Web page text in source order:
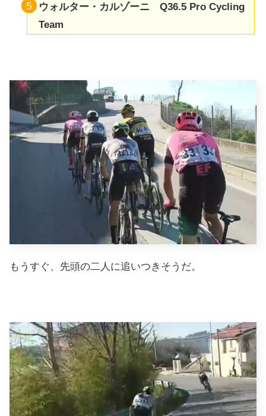
ウォルター・カルゾーニ Q36.5 Pro Cycling
Team
もうすぐ、先頭の二人に追いつきそうだ。